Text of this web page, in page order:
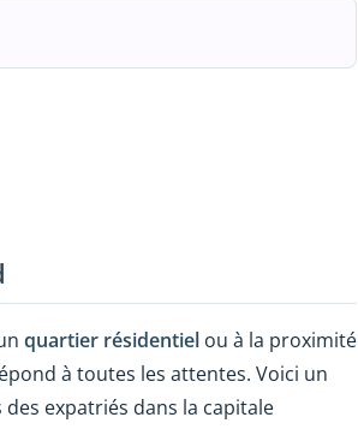
quartier résidentiel ou à la proximité
à toutes les attentes. Voici un
expatriés dans la capitale